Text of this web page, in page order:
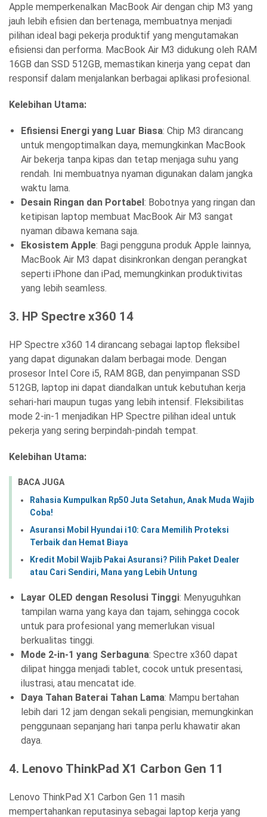
Apple memperkenalkan MacBook Air dengan chip M3 yang
jauh lebih efisien dan bertenaga, membuatnya menjadi
pilihan ideal bagi pekerja produktif yang mengutamakan
efisiensi dan performa. MacBook Air M3 didukung oleh RAM
16GB dan SSD 512GB, memastikan kinerja yang cepat dan
responsif dalam menjalankan berbagai aplikasi profesional.
Kelebihan Utama:
Efisiensi Energi yang Luar Biasa: Chip M3 dirancang
untuk mengoptimalkan daya, memungkinkan MacBook
Air bekerja tanpa kipas dan tetap menjaga suhu yang
rendah. Ini membuatnya nyaman digunakan dalam jangka
waktu lama.
Desain Ringan dan Portabel: Bobotnya yang ringan dan
ketipisan laptop membuat MacBook Air M3 sangat
nyaman dibawa kemana saja.
Ekosistem Apple: Bagi pengguna produk Apple lainnya,
MacBook Air M3 dapat disinkronkan dengan perangkat
seperti iPhone dan iPad, memungkinkan produktivitas
yang lebih seamless.
3. HP Spectre x360 14
HP Spectre x360 14 dirancang sebagai laptop fleksibel
yang dapat digunakan dalam berbagai mode. Dengan
prosesor Intel Core i5, RAM 8GB, dan penyimpanan SSD
512GB, laptop ini dapat diandalkan untuk kebutuhan kerja
sehari-hari maupun tugas yang lebih intensif. Fleksibilitas
mode 2-in-1 menjadikan HP Spectre pilihan ideal untuk
pekerja yang sering berpindah-pindah tempat.
Kelebihan Utama:
BACA JUGA
Rahasia Kumpulkan Rp50 Juta Setahun, Anak Muda Wajib
Coba!
Asuransi Mobil Hyundai i10: Cara Memilih Proteksi
Terbaik dan Hemat Biaya
Kredit Mobil Wajib Pakai Asuransi? Pilih Paket Dealer
atau Cari Sendiri, Mana yang Lebih Untung
Layar OLED dengan Resolusi Tinggi: Menyuguhkan
tampilan warna yang kaya dan tajam, sehingga cocok
untuk para profesional yang memerlukan visual
berkualitas tinggi.
Mode 2-in-1 yang Serbaguna: Spectre x360 dapat
dilipat hingga menjadi tablet, cocok untuk presentasi,
ilustrasi, atau mencatat ide.
Daya Tahan Baterai Tahan Lama: Mampu bertahan
lebih dari 12 jam dengan sekali pengisian, memungkinkan
penggunaan sepanjang hari tanpa perlu khawatir akan
daya.
4. Lenovo ThinkPad X1 Carbon Gen 11
Lenovo ThinkPad X1 Carbon Gen 11 masih
mempertahankan reputasinya sebagai laptop kerja yang